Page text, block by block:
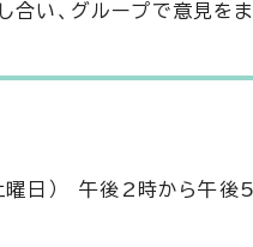
合い、グループで意見をま
曜日） 午後2時から午後